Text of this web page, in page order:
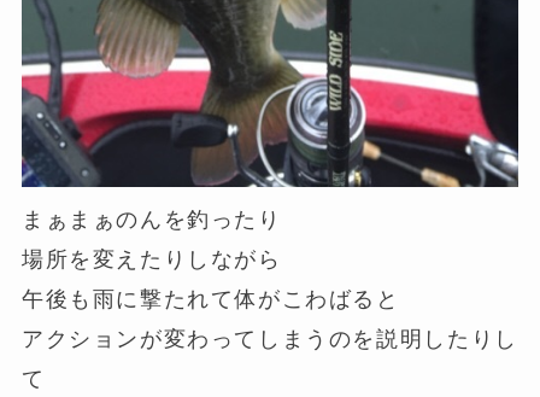
まぁまぁのんを釣ったり
場所を変えたりしながら
午後も雨に撃たれて体がこわばると
アクションが変わってしまうのを説明したりし
て